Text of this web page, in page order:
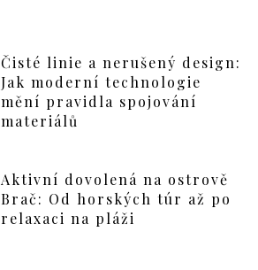
Čisté linie a nerušený design:
Jak moderní technologie
mění pravidla spojování
materiálů
Aktivní dovolená na ostrově
Brač: Od horských túr až po
relaxaci na pláži